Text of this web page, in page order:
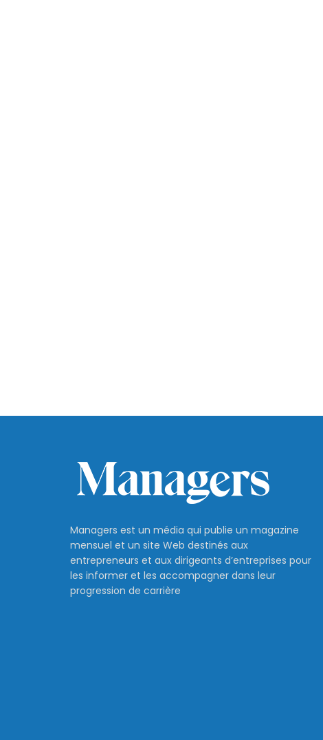
Managers est un média qui publie un magazine
mensuel et un site Web destinés aux
entrepreneurs et aux dirigeants d’entreprises pour
les informer et les accompagner dans leur
progression de carrière